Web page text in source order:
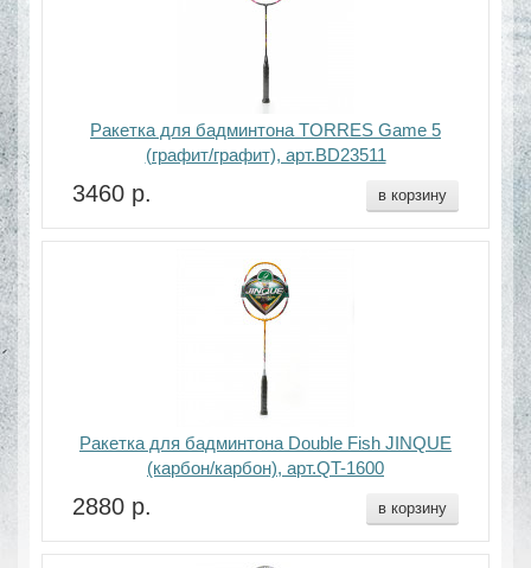
Ракетка для бадминтона TORRES Game 5
(графит/графит), арт.BD23511
3460 р. в корзину
Ракетка для бадминтона Double Fish JINQUE
(карбон/карбон), арт.QT-1600
2880 р. в корзину